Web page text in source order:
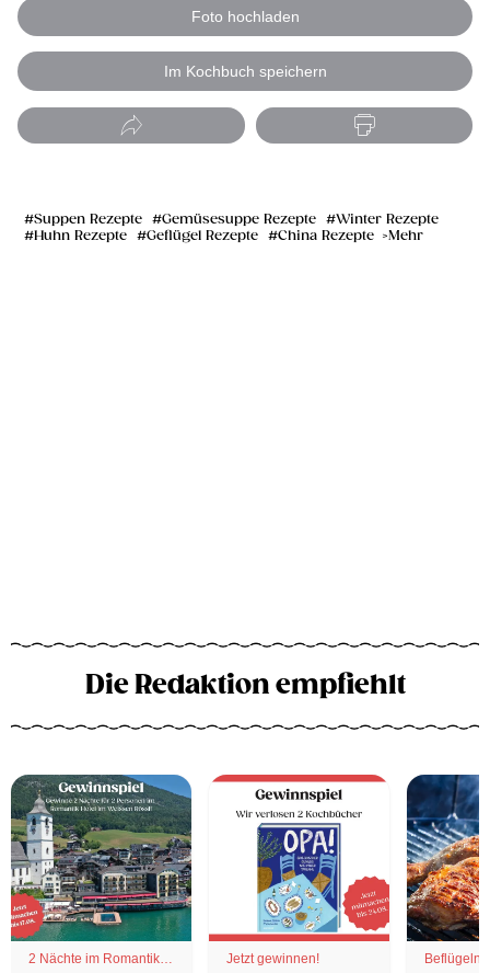
Foto hochladen
Im Kochbuch speichern
Suppen Rezepte Gemüsesuppe Rezepte
Winter Rezepte
Huhn Rezepte
Geflügel Rezepte China Rezepte Mehr
Die Redaktion empfiehlt
2 Nächte im Romantik
Jetzt gewinnen!